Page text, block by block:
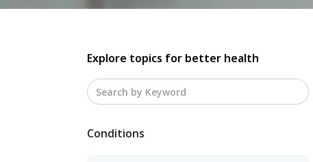
Explore topics for better health
Conditions